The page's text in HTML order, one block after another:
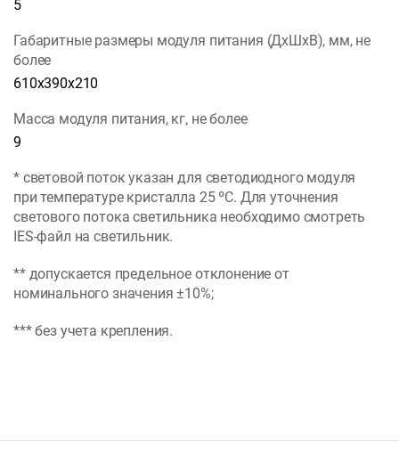
5
Габаритные размеры модуля питания (ДхШхВ), мм, не
более
610х390х210
Масса модуля питания, кг, не более
9
* световой поток указан для светодиодного модуля
при температуре кристалла 25 ºС. Для уточнения
светового потока светильника необходимо смотреть
IES-файл на светильник.
** допускается предельное отклонение от
номинального значения ±10%;
*** без учета крепления.